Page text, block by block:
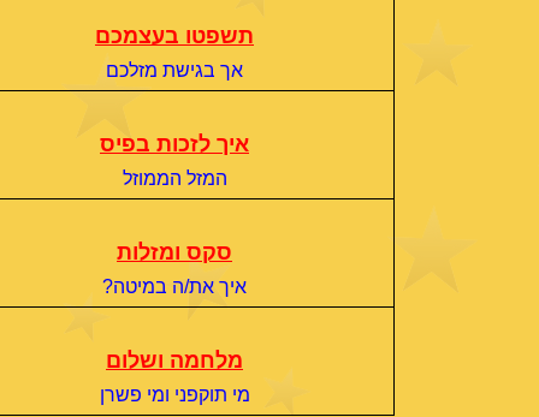
תשפטו בעצמכם
אך בגישת מזלכם
איך לזכות בפיס
המזל הממוזל
סקס ומזלות
איך את/ה במיטה?
מלחמה ושלום
מי תוקפני ומי פשרן